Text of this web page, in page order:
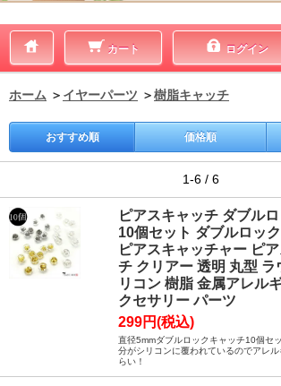
カート ログイン
ホーム ＞ イヤーパーツ ＞樹脂キャッチ
おすすめ順 価格順
1-6 / 6
ピアスキャッチ ダブル
10個セット ダブルロッ
ピアスキャッチャー ピ
チ クリアー 透明 丸型 ラ
リコン 樹脂 金属アレル
クセサリー パーツ
299円(税込)
直径5mmダブルロックキャッチ10個セ
分がシリコンに覆われているのでアレ
らい！